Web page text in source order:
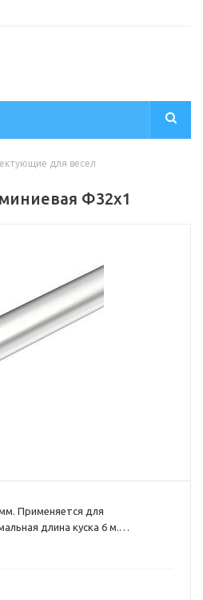
для весел
Ф32х1
Применяется для
длина куска 6 м.